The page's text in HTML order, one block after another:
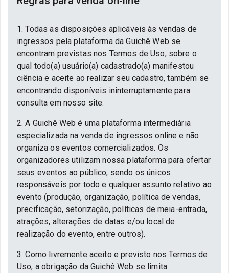
1. Todas as disposições aplicáveis às vendas de
ingressos pela plataforma da Guichê Web se
encontram previstas nos Termos de Uso, sobre o
qual todo(a) usuário(a) cadastrado(a) manifestou
ciência e aceite ao realizar seu cadastro, também se
encontrando disponíveis ininterruptamente para
consulta em nosso site.
2. A Guichê Web é uma plataforma intermediária
especializada na venda de ingressos online e não
organiza os eventos comercializados. Os
organizadores utilizam nossa plataforma para ofertar
seus eventos ao público, sendo os únicos
responsáveis por todo e qualquer assunto relativo ao
evento (produção, organização, política de vendas,
precificação, setorização, políticas de meia-entrada,
atrações, alterações de datas e/ou local de
realização do evento, entre outros).
3. Como livremente aceito e previsto nos Termos de
Uso, a obrigação da Guichê Web se limita